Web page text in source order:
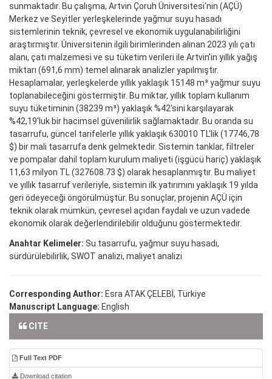
sunmaktadır. Bu çalışma, Artvin Çoruh Üniversitesi'nin (AÇÜ)
Merkez ve Seyitler yerleşkelerinde yağmur suyu hasadı
sistemlerinin teknik, çevresel ve ekonomik uygulanabilirliğini
araştırmıştır. Üniversitenin ilgili birimlerinden alınan 2023 yılı çatı
alanı, çatı malzemesi ve su tüketim verileri ile Artvin'in yıllık yağış
miktarı (691,6 mm) temel alınarak analizler yapılmıştır.
Hesaplamalar, yerleşkelerde yıllık yaklaşık 15148 m³ yağmur suyu
toplanabileceğini göstermiştir. Bu miktar, yıllık toplam kullanım
suyu tüketiminin (38239 m³) yaklaşık %42'sini karşılayarak
%42,19'luk bir hacimsel güvenilirlik sağlamaktadır. Bu oranda su
tasarrufu, güncel tarifelerle yıllık yaklaşık 630010 TL'lik (17746,78
$) bir mali tasarrufa denk gelmektedir. Sistemin tanklar, filtreler
ve pompalar dahil toplam kurulum maliyeti (işgücü hariç) yaklaşık
11,63 milyon TL (327608.73 $) olarak hesaplanmıştır. Bu maliyet
ve yıllık tasarruf verileriyle, sistemin ilk yatırımını yaklaşık 19 yılda
geri ödeyeceği öngörülmüştür. Bu sonuçlar, projenin AÇÜ için
teknik olarak mümkün, çevresel açıdan faydalı ve uzun vadede
ekonomik olarak değerlendirilebilir olduğunu göstermektedir.
Anahtar Kelimeler: Su tasarrufu, yağmur suyu hasadı,
sürdürülebilirlik, SWOT analizi, maliyet analizi
Corresponding Author: Esra ATAK ÇELEBİ, Türkiye
Manuscript Language: English
CITE
Full Text PDF
Download citation